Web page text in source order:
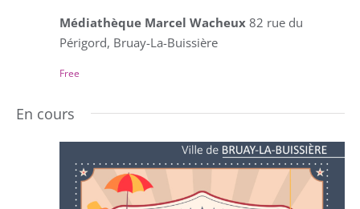
Médiathèque Marcel Wacheux 82 rue du
Périgord, Bruay-La-Buissière
Free
En cours